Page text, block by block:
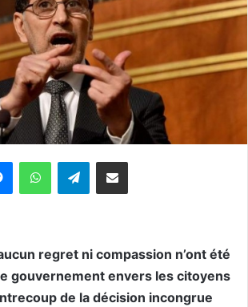
WhatsApp Telegram
regret ni compassion n’ont été
gouvernement envers les citoyens
de la décision incongrue